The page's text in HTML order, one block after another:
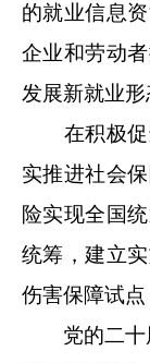
的就业信息
企业和劳动
发展新就业形
在积极促
实推进社会
险实现全国
统筹，建立
伤害保障试点
党的二十届